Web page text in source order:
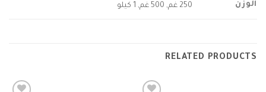
الوزن 250 غم, 500 غم, 1 كيلو
RELATED PRODUCTS